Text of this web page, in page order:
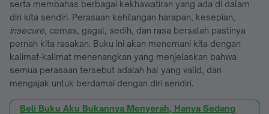
serta membahas berbagai kekhawatiran yang ada di dalam
diri kita sendiri. Perasaan kehilangan harapan, kesepian,
insecure, cemas, gagal, sedih, dan rasa bersalah pastinya
pernah kita rasakan. Buku ini akan menemani kita dengan
kalimat-kalimat menenangkan yang menjelaskan bahwa
semua perasaan tersebut adalah hal yang valid, dan
mengajak untuk berdamai dengan diri sendiri.
Beli Buku Aku Bukannya Menyerah, Hanya Sedang